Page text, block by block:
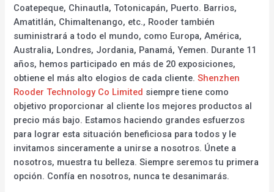
Coatepeque, Chinautla, Totonicapán, Puerto. Barrios,
Amatitlán, Chimaltenango, etc., Rooder también
suministrará a todo el mundo, como Europa, América,
Australia, Londres, Jordania, Panamá, Yemen. Durante 11
años, hemos participado en más de 20 exposiciones,
obtiene el más alto elogios de cada cliente.Shenzhen
Rooder Technology Co Limited siempre tiene como
objetivo proporcionar al cliente los mejores productos al
precio más bajo. Estamos haciendo grandes esfuerzos
para lograr esta situación beneficiosa para todos y le
invitamos sinceramente a unirse a nosotros. Únete a
nosotros, muestra tu belleza. Siempre seremos tu primera
opción. Confía en nosotros, nunca te desanimarás.